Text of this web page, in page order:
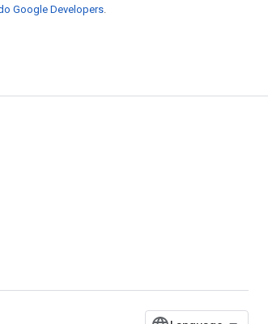
Google Developers